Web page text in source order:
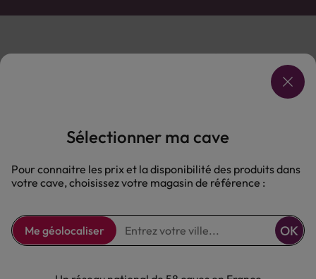
Vente uniquement en caves. Contactez votre caviste pour plus de renseignements.
L'ABUS D'ALCOOL EST DANGEREUX POUR LA SANTÉ, À CONSOMMER AVEC MODÉRATION.
Sélectionner ma cave
Pour connaitre les prix et la disponibilité des produits dans
votre cave, choisissez votre magasin de référence :
Me géolocaliser OK